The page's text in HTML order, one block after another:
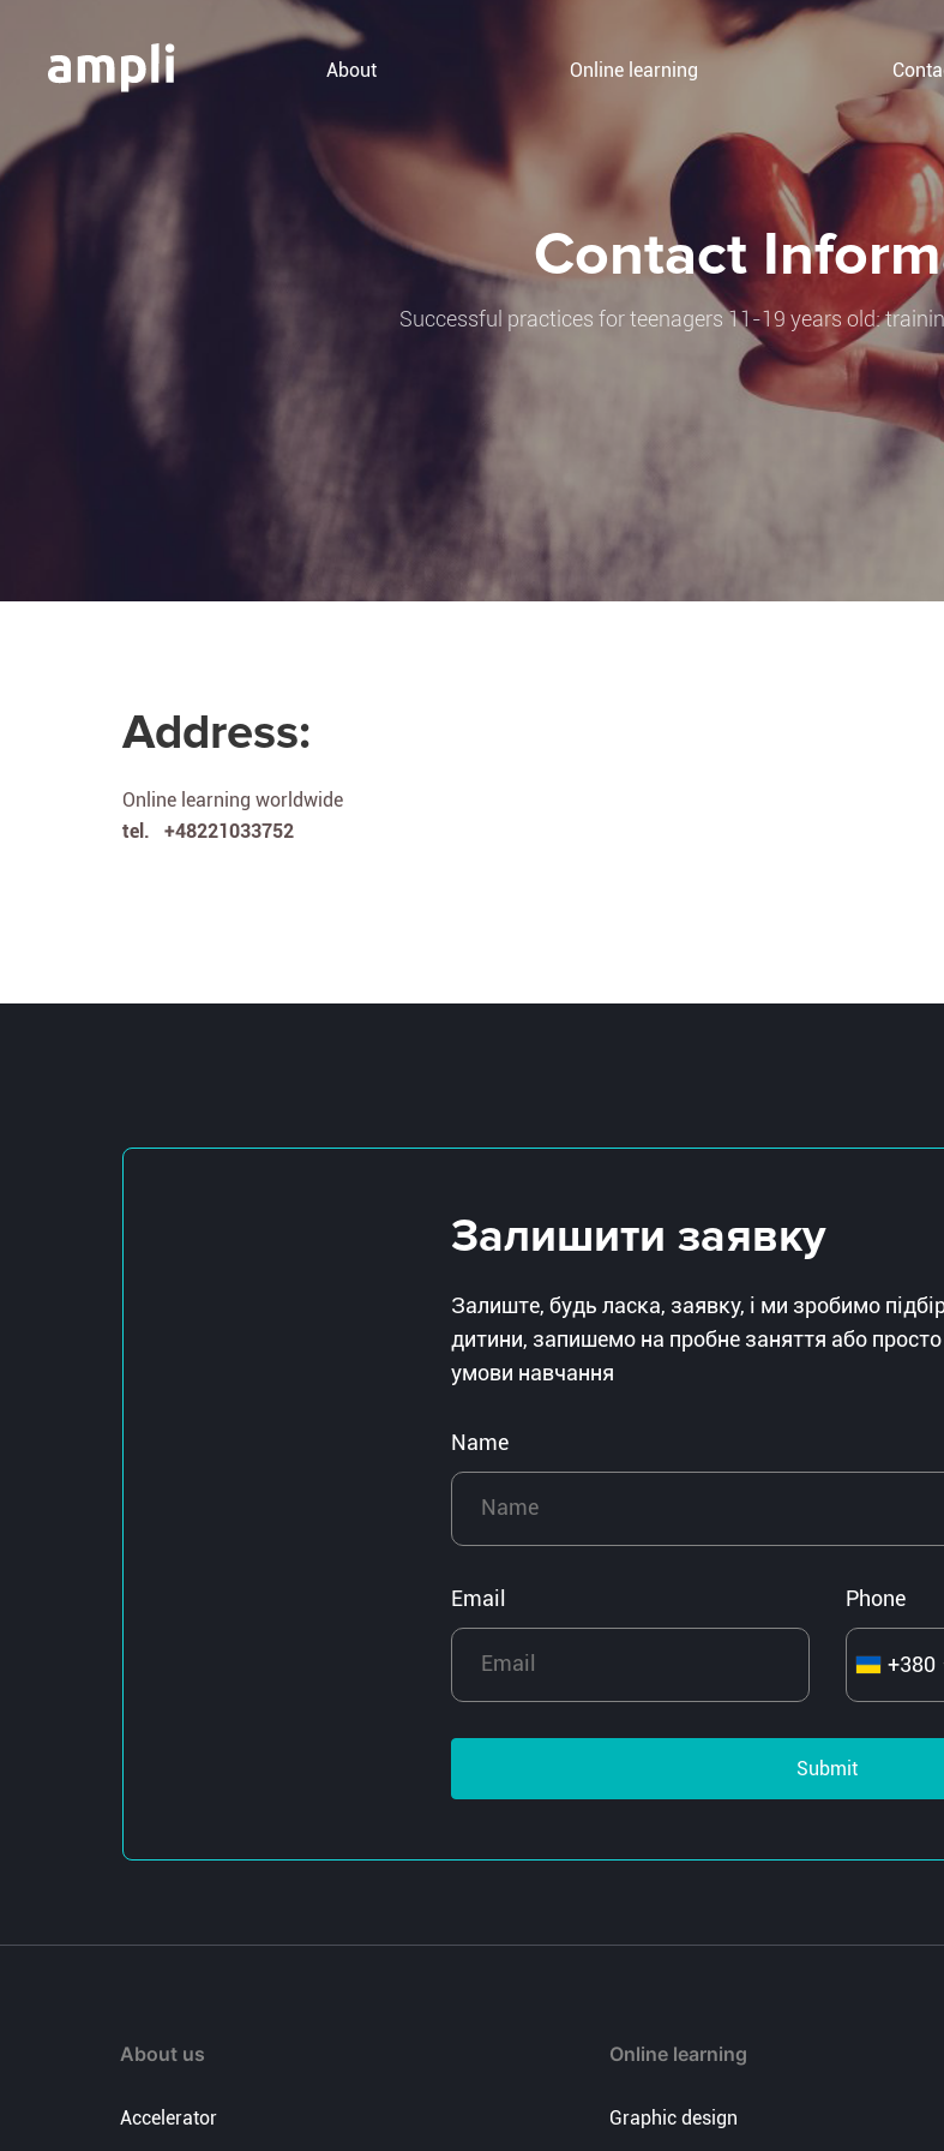
About Online learning
Contact
Successful practices for teenagers 11-19 years old:
Address:
Online learning worldwide
tel. +48221033752
Залишити заявку
Залиште, будь ласка, заявку, і ми зробимо
дитини, запишемо на пробне заняття або
умови навчання
Name
Email Phone
+380
Submit
About us
Accelerator
Online learning
Graphic design